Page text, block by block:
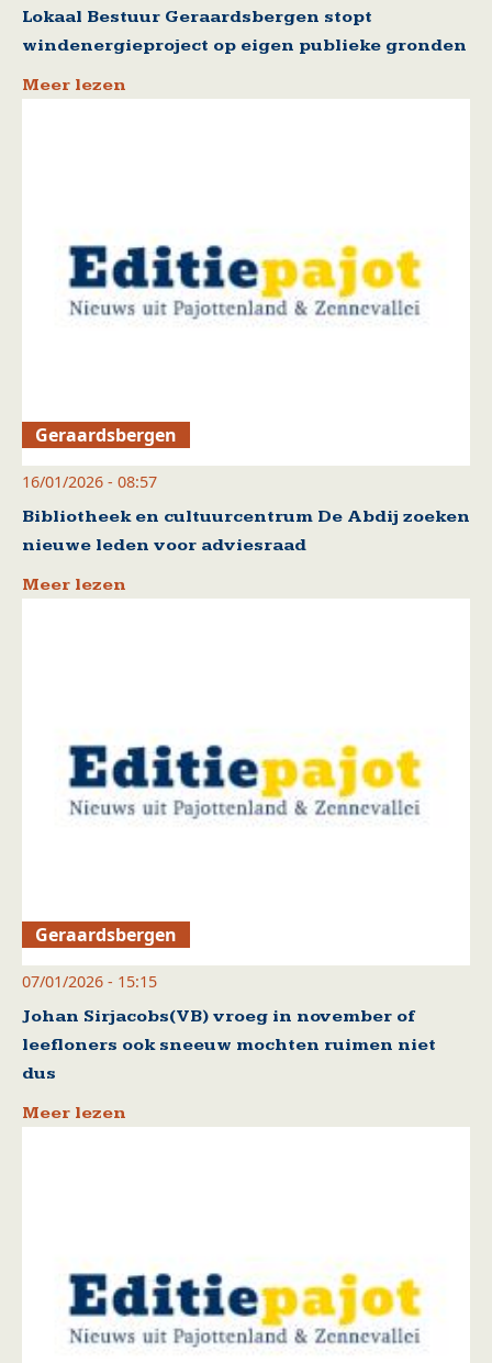
Lokaal Bestuur Geraardsbergen stopt
windenergieproject op eigen publieke gronden
Meer lezen
Geraardsbergen
16/01/2026 - 08:57
Bibliotheek en cultuurcentrum De Abdij zoeken
nieuwe leden voor adviesraad
Meer lezen
Geraardsbergen
07/01/2026 - 15:15
Johan Sirjacobs(VB) vroeg in november of
leefloners ook sneeuw mochten ruimen niet
dus
Meer lezen